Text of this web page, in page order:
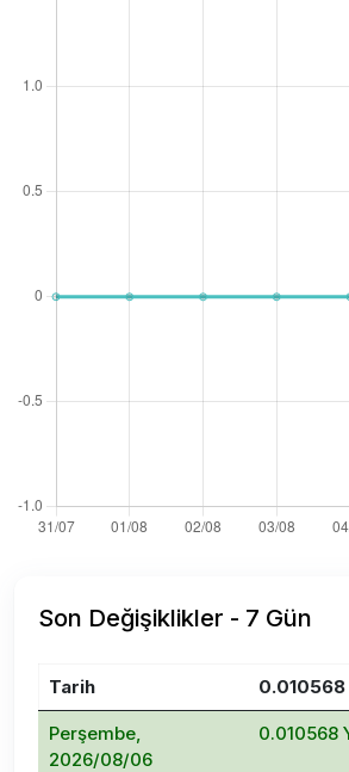
Son Değişiklikler - 7 Gün
Tarih 0.010568
Perşembe,
2026/08/06
0.010568